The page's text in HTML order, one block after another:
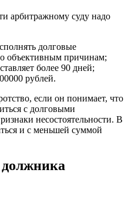
арбитражному суду надо
долговые
объективным причинам;
более 90 дней;
рублей.
если он понимает, что
с долговыми
несостоятельности. В
и с меньшей суммой